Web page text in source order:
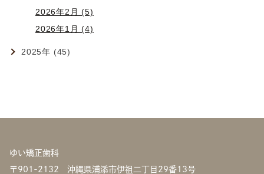
2026年2月 (5)
2026年1月 (4)
2025年 (45)
ゆい矯正歯科
〒901-2132 沖縄県浦添市伊祖二丁目29番13号